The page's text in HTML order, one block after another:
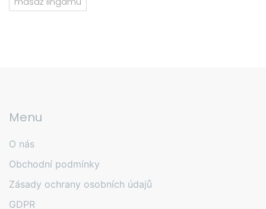
Menu
O nás
Obchodní podmínky
Zásady ochrany osobních údajů
GDPR